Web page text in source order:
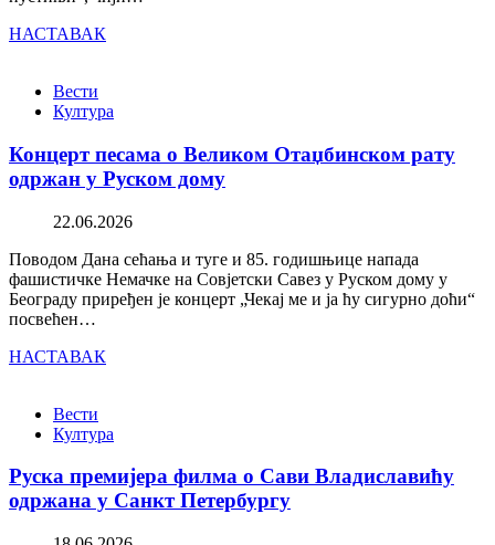
НАСТАВАК
Вести
Култура
Концерт песама о Великом Отаџбинском рату
одржан у Руском дому
22.06.2026
Поводом Дана сећања и туге и 85. годишњице напада
фашистичке Немачке на Совјетски Савез у Руском дому у
Београду приређен је концерт „Чекај ме и ја ћу сигурно доћи“
посвећен…
НАСТАВАК
Вести
Култура
Руска премијера филма о Сави Владиславићу
одржана у Санкт Петербургу